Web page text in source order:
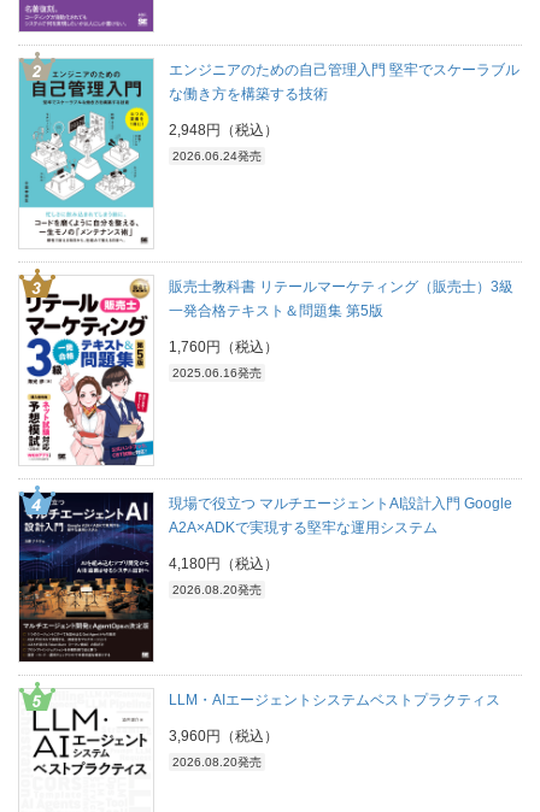
エンジニアのための自己管理入門 堅牢でスケーラブル
な働き方を構築する技術
2,948円（税込）
2026.06.24発売
販売士教科書 リテールマーケティング（販売士）3級
一発合格テキスト＆問題集 第5版
1,760円（税込）
2025.06.16発売
現場で役立つ マルチエージェントAI設計入門 Google
A2A×ADKで実現する堅牢な運用システム
4,180円（税込）
2026.08.20発売
LLM・AIエージェントシステムベストプラクティス
3,960円（税込）
2026.08.20発売